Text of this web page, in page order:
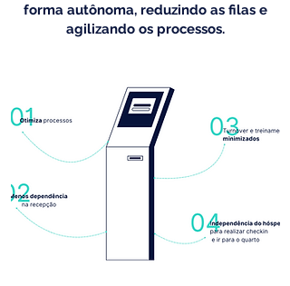
forma autônoma, reduzindo as filas e
agilizando os processos.